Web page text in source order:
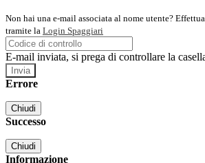
Non hai una e-mail associata al nome utente?
tramite la Login Spaggiari
E-mail inviata, si prega di controllare la
Errore
Chiudi
Successo
Chiudi
Informazione